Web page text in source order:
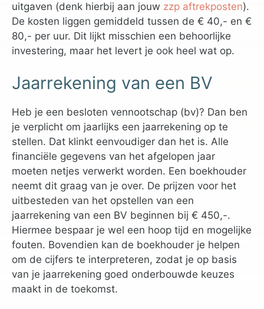
uitgaven (denk hierbij aan jouw zzp aftrekposten).
De kosten liggen gemiddeld tussen de € 40,- en €
80,- per uur. Dit lijkt misschien een behoorlijke
investering, maar het levert je ook heel wat op.
Jaarrekening van een BV
Heb je een besloten vennootschap (bv)? Dan ben
je verplicht om jaarlijks een jaarrekening op te
stellen. Dat klinkt eenvoudiger dan het is. Alle
financiële gegevens van het afgelopen jaar
moeten netjes verwerkt worden. Een boekhouder
neemt dit graag van je over. De prijzen voor het
uitbesteden van het opstellen van een
jaarrekening van een BV beginnen bij € 450,-.
Hiermee bespaar je wel een hoop tijd en mogelijke
fouten. Bovendien kan de boekhouder je helpen
om de cijfers te interpreteren, zodat je op basis
van je jaarrekening goed onderbouwde keuzes
maakt in de toekomst.